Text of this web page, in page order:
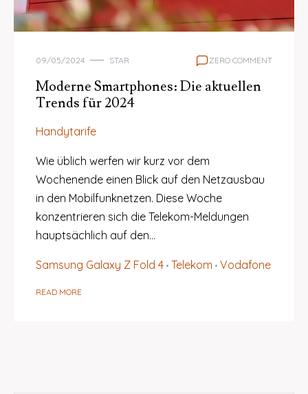
09/05/2024 STAR ZERO COMMENT
Moderne Smartphones: Die aktuellen
Trends für 2024
Handytarife
Wie üblich werfen wir kurz vor dem
Wochenende einen Blick auf den Netzausbau
in den Mobilfunknetzen. Diese Woche
konzentrieren sich die Telekom-Meldungen
hauptsächlich auf den…
Samsung Galaxy Z Fold 4 Telekom Vodafone
READ MORE